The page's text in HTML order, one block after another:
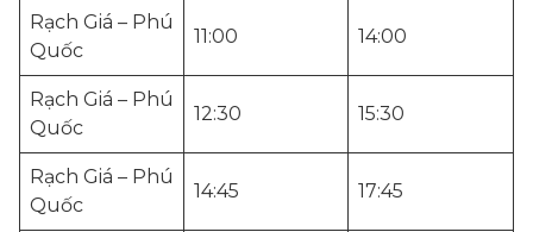
Rạch Giá – Phú
Quốc
11:00 14:00
Rạch Giá – Phú
Quốc
12:30 15:30
Rạch Giá – Phú
Quốc
14:45 17:45